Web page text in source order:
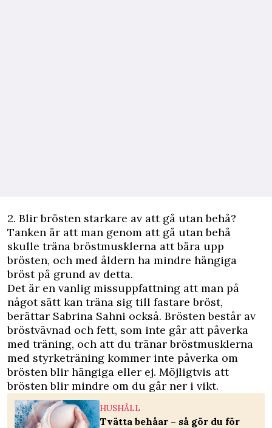
2. Blir brösten starkare av att gå utan behå?
Tanken är att man genom att gå utan behå
skulle träna bröstmusklerna att bära upp
brösten, och med åldern ha mindre hängiga
bröst på grund av detta.
Det är en vanlig missuppfattning att man på
något sätt kan träna sig till fastare bröst,
berättar Sabrina Sahni också. Brösten består av
bröstvävnad och fett, som inte går att påverka
med träning, och att du tränar bröstmusklerna
med styrketräning kommer inte påverka om
brösten blir hängiga eller ej. Möjligtvis att
brösten blir mindre om du går ner i vikt.
HUSHÅLL
Tvätta behåar – så gör du för